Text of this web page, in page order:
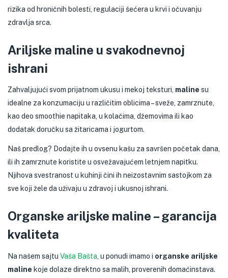
rizika od hroničnih bolesti, regulaciji šećera u krvi i očuvanju
zdravlja srca.
Ariljske maline u svakodnevnoj
ishrani
Zahvaljujući svom prijatnom ukusu i mekoj teksturi, maline su
idealne za konzumaciju u različitim oblicima – sveže, zamrznute,
kao deo smoothie napitaka, u kolačima, džemovima ili kao
dodatak doručku sa žitaricama i jogurtom.
Naš predlog? Dodajte ih u ovsenu kašu za savršen početak dana,
ili ih zamrznute koristite u osvežavajućem letnjem napitku.
Njihova svestranost u kuhinji čini ih neizostavnim sastojkom za
sve koji žele da uživaju u zdravoj i ukusnoj ishrani.
Organske ariljske maline – garancija
kvaliteta
Na našem sajtu Vaša Bašta , u ponudi imamo i organske ariljske
maline koje dolaze direktno sa malih, proverenih domaćinstava.